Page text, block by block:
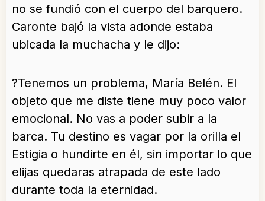
no se fundió con el cuerpo del barquero.
Caronte bajó la vista adonde estaba
ubicada la muchacha y le dijo:
?Tenemos un problema, María Belén. El
objeto que me diste tiene muy poco valor
emocional. No vas a poder subir a la
barca. Tu destino es vagar por la orilla el
Estigia o hundirte en él, sin importar lo que
elijas quedaras atrapada de este lado
durante toda la eternidad.